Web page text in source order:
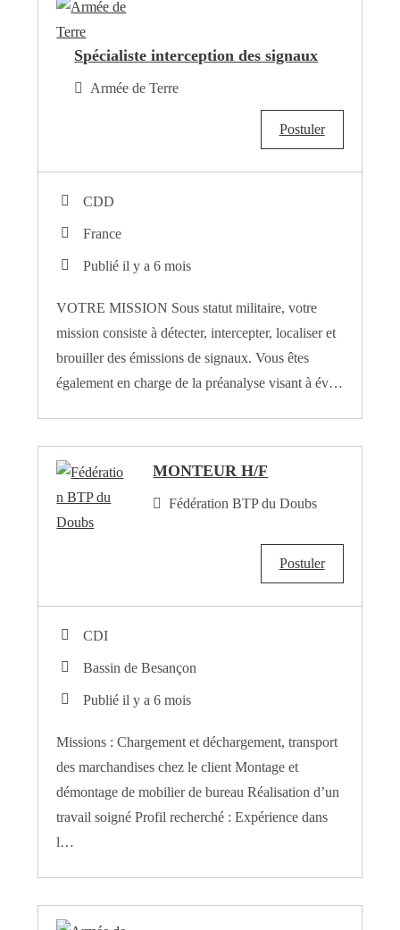
Spécialiste interception des signaux
Armée de Terre
Postuler
CDD
France
Publié il y a 6 mois
VOTRE MISSION Sous statut militaire, votre
mission consiste à détecter, intercepter, localiser et
brouiller des émissions de signaux. Vous êtes
également en charge de la préanalyse visant à év…
MONTEUR H/F
Fédération BTP du Doubs
Postuler
CDI
Bassin de Besançon
Publié il y a 6 mois
Missions : Chargement et déchargement, transport
des marchandises chez le client Montage et
démontage de mobilier de bureau Réalisation d’un
travail soigné Profil recherché : Expérience dans
l…